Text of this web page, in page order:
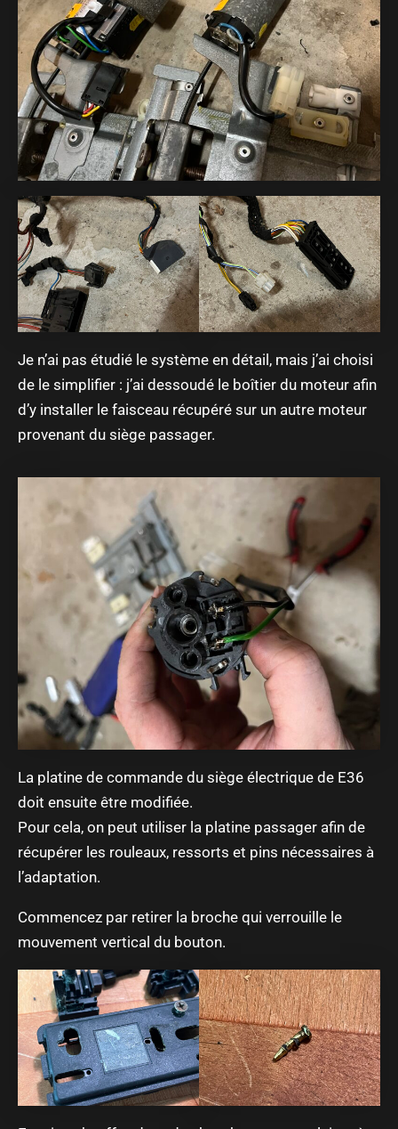
Je n’ai pas étudié le système en détail, mais j’ai choisi
de le simplifier : j’ai dessoudé le boîtier du moteur afin
d’y installer le faisceau récupéré sur un autre moteur
provenant du siège passager.
La platine de commande du siège électrique de E36
doit ensuite être modifiée.
Pour cela, on peut utiliser la platine passager afin de
récupérer les rouleaux, ressorts et pins nécessaires à
l’adaptation.
Commencez par retirer la broche qui verrouille le
mouvement vertical du bouton.